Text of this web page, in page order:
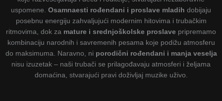
uspomene. Osamnaesti rođendani i proslave mladih dobijaju
posebnu energiju zahvaljujući modernim hitovima i trubačkim
ritmovima, dok za mature i srednjoškolske proslave pripremamo
kombinaciju narodnih i savremenih pesama koje podižu atmosferu
do maksimuma. Naravno, ni porodični rođendani i manja veselja
nisu izuzetak – naši trubači se prilagođavaju atmosferi i željama
domaćina, stvarajući pravi doživljaj muzike uživo.